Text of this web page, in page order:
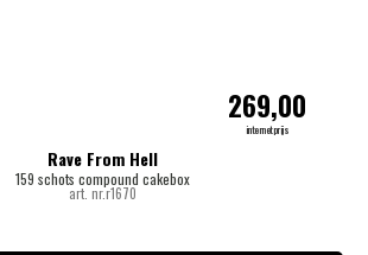
Rave From Hell
159 schots compound cakebox
art. nr.r1670
269,00
internetprijs